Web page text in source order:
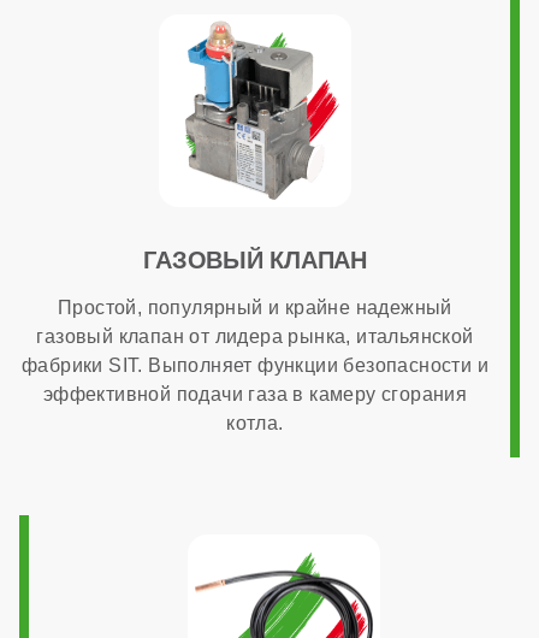
ГАЗОВЫЙ КЛАПАН
Простой, популярный и крайне надежный
газовый клапан от лидера рынка, итальянской
фабрики SIT. Выполняет функции безопасности и
эффективной подачи газа в камеру сгорания
котла.